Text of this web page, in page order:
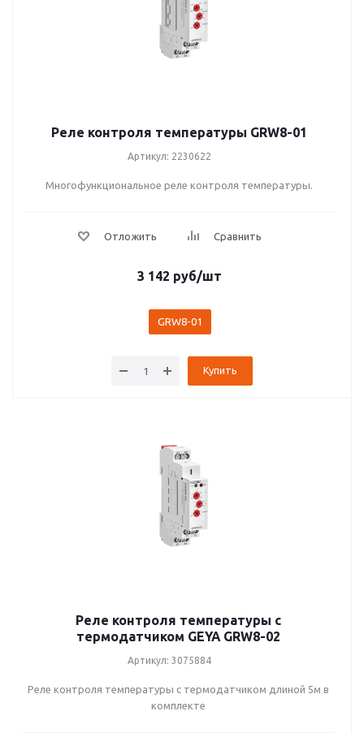
Реле контроля температуры GRW8-01
Артикул: 2230622
Многофункциональное реле контроля температуры.
3 142 руб/шт
GRW8-01
Купить
Реле контроля температуры с
термодатчиком GEYA GRW8-02
Артикул: 3075884
Реле контроля температуры с термодатчиком длиной 5м в
комплекте